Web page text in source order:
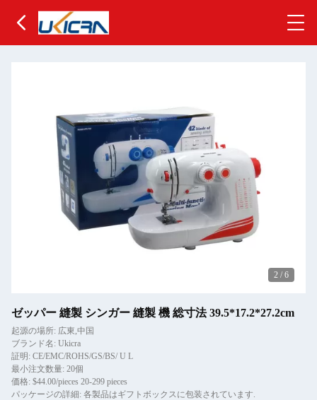
2 / 6
ゼッパー 縫製 シンガー 縫製 機 総寸法 39.5*17.2*27.2cm
起源の場所: 広東,中国
ブランド名: Ukicra
証明: CE/EMC/ROHS/GS/BS/ U L
最小注文数量: 20個
価格: $44.00/pieces 20-299 pieces
パッケージの詳細: 各製品はギフトボックスに包装されています.